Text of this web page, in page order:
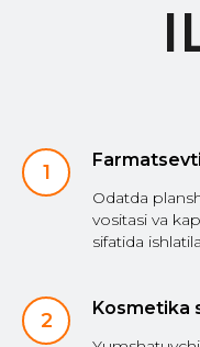
Odatda
vositasi va
sifatida
Kosmetika